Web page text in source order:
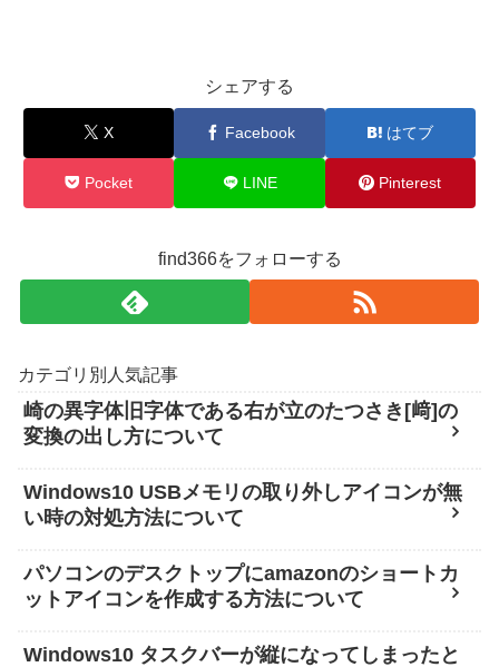
シェアする
X Facebook はてブ
Pocket LINE Pinterest
find366をフォローする
カテゴリ別人気記事
崎の異字体旧字体である右が立のたつさき[﨑]の
変換の出し方について
Windows10 USBメモリの取り外しアイコンが無
い時の対処方法について
パソコンのデスクトップにamazonのショートカ
ットアイコンを作成する方法について
Windows10 タスクバーが縦になってしまったと